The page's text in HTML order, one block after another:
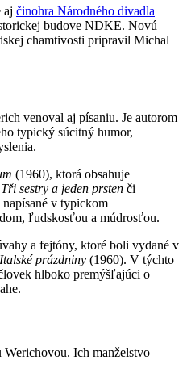
aj činohra Národného divadla
budove NDKE. Novú
chamtivosti pripravil Michal
venoval aj písaniu. Je autorom
typický súcitný humor,
(1960), ktorá obsahuje
Tři sestry a jeden prsten či
v typickom
ľudskosťou a múdrosťou.
a fejtóny, ktoré boli vydané v
Italské prázdniny (1960). V týchto
hlboko premýšľajúci o
Werichovou. Ich manželstvo